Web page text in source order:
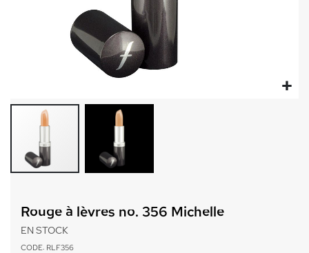
début
Rouge à lèvres no. 356 Michelle
EN STOCK
CODE: RLF356